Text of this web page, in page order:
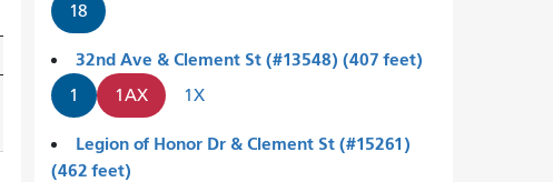
18
32nd Ave & Clement St (#13548) (407 feet)
1 1AX 1X
Legion of Honor Dr & Clement St (#15261)
(462 feet)